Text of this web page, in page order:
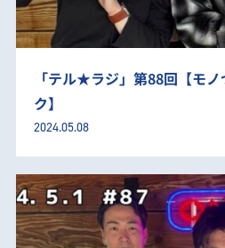
「テル★ラジ」第88回【モ
ク】
2024.05.08